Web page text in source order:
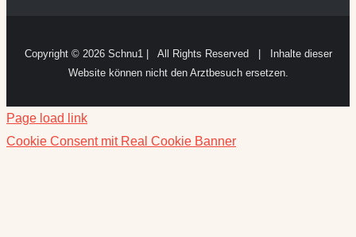
Copyright © 2026 Schnu1 | All Rights Reserved | Inhalte dieser
Website können nicht den Arztbesuch ersetzen.
Page load link
Cookie Consent mit Real Cookie Banner